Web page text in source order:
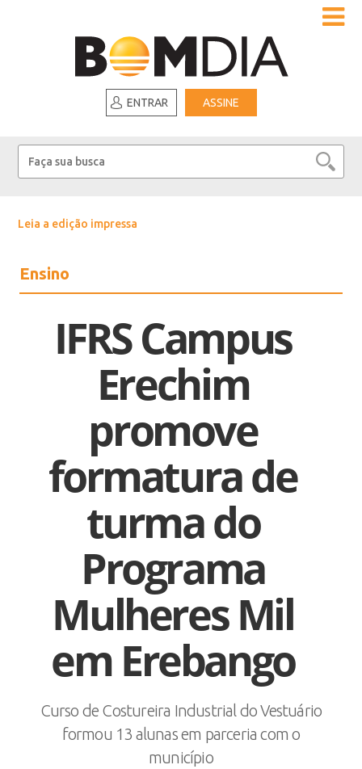
ENTRAR ASSINE
Leia a edição impressa
Ensino
IFRS Campus
Erechim
promove
formatura de
turma do
Programa
Mulheres Mil
em Erebango
Curso de Costureira Industrial do Vestuário
formou 13 alunas em parceria com o
município